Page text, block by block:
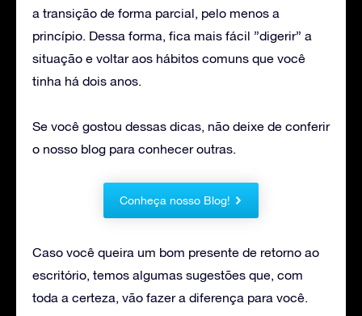
a transição de forma parcial, pelo menos a
princípio. Dessa forma, fica mais fácil ”digerir” a
situação e voltar aos hábitos comuns que você
tinha há dois anos.
Se você gostou dessas dicas, não deixe de conferir
o nosso blog para conhecer outras.
Conheça nosso Blog!
Caso você queira um bom presente de retorno ao
escritório, temos algumas sugestões que, com
toda a certeza, vão fazer a diferença para você.